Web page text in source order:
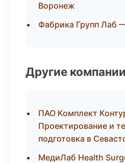
Воронеж
Фабрика Групп Лаб
Другие компании
ПАО Комплект
Проектирование и
подготовка в
МедиЛаб Health